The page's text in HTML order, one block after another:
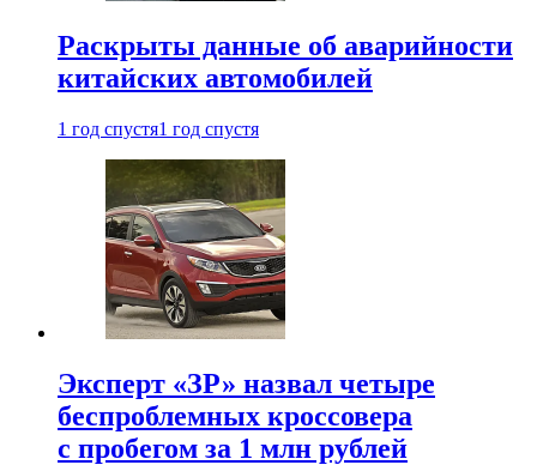
Раскрыты данные об аварийности
китайских автомобилей
1 год спустя1 год спустя
Эксперт «ЗР» назвал четыре
беспроблемных кроссовера
с пробегом за 1 млн рублей